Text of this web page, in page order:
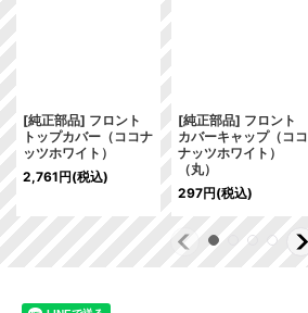
[純正部品] フロント
トップカバー（ココナ
ッツホワイト）
2,761円(税込)
[純正部品] フロント
カバーキャップ（ココ
ナッツホワイト）
（丸）
297円(税込)